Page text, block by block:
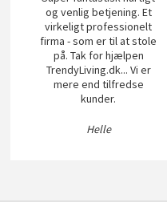
og venlig betjening. Et
virkeligt professionelt
firma - som er til at stole
på. Tak for hjælpen
TrendyLiving.dk... Vi er
mere end tilfredse
kunder.
Helle